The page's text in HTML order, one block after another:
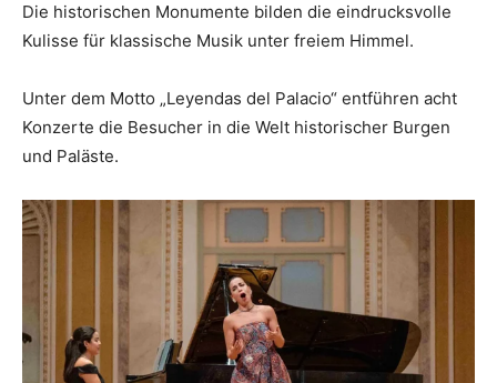
Die historischen Monumente bilden die eindrucksvolle
Kulisse für klassische Musik unter freiem Himmel.
Unter dem Motto „Leyendas del Palacio“ entführen acht
Konzerte die Besucher in die Welt historischer Burgen
und Paläste.